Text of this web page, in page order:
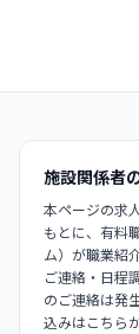
施設関係者
本ページの求
もとに、有料
ム）が職業紹
ご連絡・日程
のご連絡は発
込みはこちら